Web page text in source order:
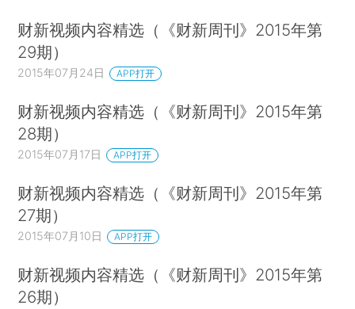
财新视频内容精选（《财新周刊》2015年第
29期）
2015年07月24日 APP打开
财新视频内容精选（《财新周刊》2015年第
28期）
2015年07月17日 APP打开
财新视频内容精选（《财新周刊》2015年第
27期）
2015年07月10日 APP打开
财新视频内容精选（《财新周刊》2015年第
26期）